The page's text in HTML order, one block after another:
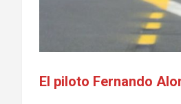
El piloto Fernando